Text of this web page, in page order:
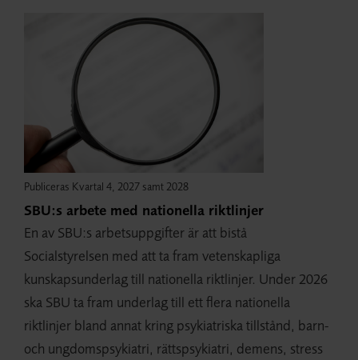
Publiceras Kvartal 4, 2027 samt 2028
SBU:s arbete med nationella riktlinjer
En av SBU:s arbetsuppgifter är att bistå
Socialstyrelsen med att ta fram vetenskapliga
kunskapsunderlag till nationella riktlinjer. Under 2026
ska SBU ta fram underlag till ett flera nationella
riktlinjer bland annat kring psykiatriska tillstånd, barn-
och ungdomspsykiatri, rättspsykiatri, demens, stress